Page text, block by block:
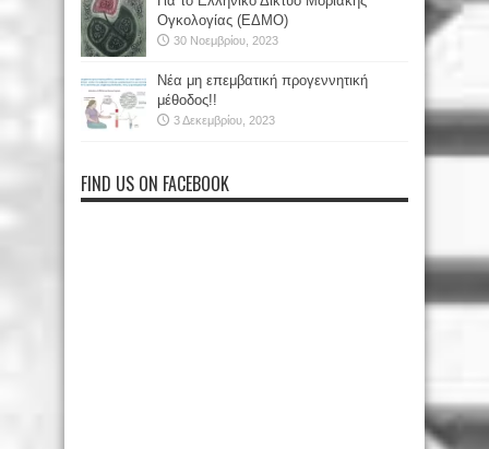
Ογκολογίας (ΕΔΜΟ)
30 Νοεμβρίου, 2023
Νέα μη επεμβατική προγεννητική
μέθοδος!!
3 Δεκεμβρίου, 2023
FIND US ON FACEBOOK